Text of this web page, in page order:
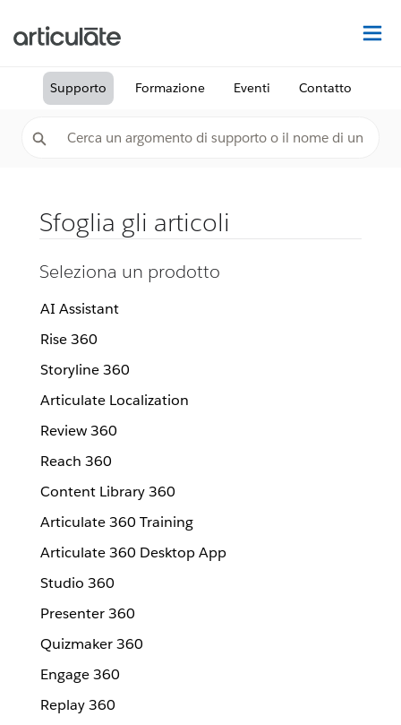
Supporto Formazione Eventi Contatto
Sfoglia gli articoli
Seleziona un prodotto
AI Assistant
Rise 360
Storyline 360
Articulate Localization
Review 360
Reach 360
Content Library 360
Articulate 360 Training
Articulate 360 Desktop App
Studio 360
Presenter 360
Quizmaker 360
Engage 360
Replay 360